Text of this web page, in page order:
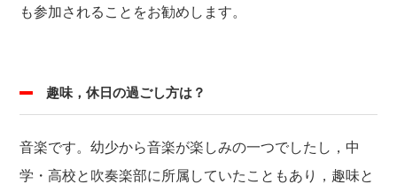
も参加されることをお勧めします。
趣味，休日の過ごし方は？
音楽です。幼少から音楽が楽しみの一つでしたし，中
学・高校と吹奏楽部に所属していたこともあり，趣味と